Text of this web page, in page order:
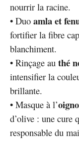
nourrir la racine.
• Duo amla et
fortifier la fibre
blanchiment.
• Rinçage au thé
intensifier la
brillante.
• Masque à l’
d’olive : une cure
responsable du